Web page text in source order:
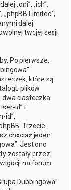
„oni”, „ich”,
„phpBB Limited”,
dalej
twojej sesji
Po pierwsze,
które są
plików
dwa ciasteczka
id” i
id”,
Trzecie
chociaż jeden
Jest ono
zostały przez
na forum.
Dubbingowa”